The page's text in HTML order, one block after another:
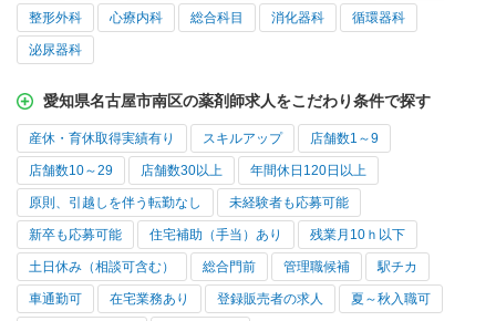
整形外科 心療内科 総合科目 消化器科 循環器科
泌尿器科
愛知県名古屋市南区の薬剤師求人をこだわり条件で探す
産休・育休取得実績有り スキルアップ 店舗数1～9
店舗数10～29 店舗数30以上 年間休日120日以上
原則、引越しを伴う転勤なし 未経験者も応募可能
新卒も応募可能 住宅補助（手当）あり 残業月10ｈ以下
土日休み（相談可含む） 総合門前 管理職候補 駅チカ
車通勤可 在宅業務あり 登録販売者の求人 夏～秋入職可